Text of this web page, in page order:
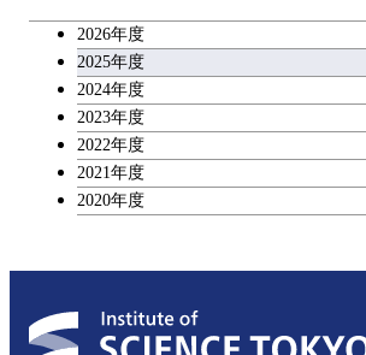
2026年度
2025年度
2024年度
2023年度
2022年度
2021年度
2020年度